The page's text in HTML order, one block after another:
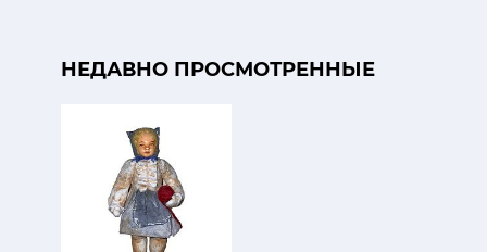
НЕДАВНО ПРОСМОТРЕННЫЕ